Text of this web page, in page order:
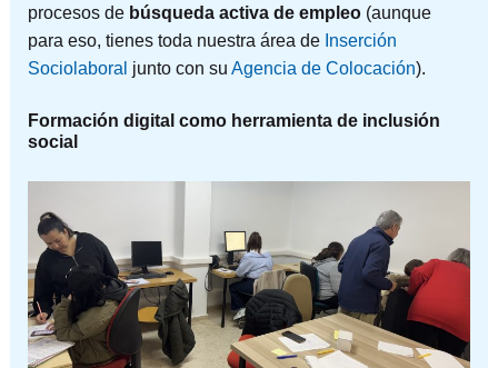
procesos de búsqueda activa de empleo(aunque
para eso, tienes toda nuestra área de Inserción
Sociolaboral junto con su Agencia de Colocación).
Formación digital como herramienta de inclusión
social